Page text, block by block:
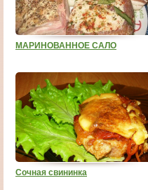
МАРИНОВАННОЕ САЛО
Cочная свининка